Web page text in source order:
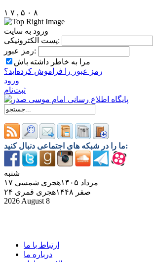
۱ ۷ , ۵ ۰ ۸
ورود به سایت
پست الکترونیکی:
رمز عبور:
مرا به خاطر داشته باش
رمز ‌عبور را فراموش کرده‌اید؟
ورود
ثبت‌نام
ما را در شبکه های اجتماعی دنبال کنید:
شنبه
۱۷ مرداد ۱۴۰۵هجری شمسی
۲۴ صفر ۱۴۴۸هجری قمری
2026 August 8
ارتباط با ما
درباره ما